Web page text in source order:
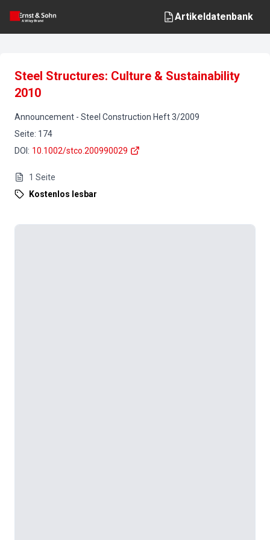
Artikeldatenbank
Steel Structures: Culture & Sustainability
2010
Announcement - Steel Construction Heft3/2009
Seite: 174
DOI : 10.1002/stco.200990029
1 Seite
Kostenlos lesbar